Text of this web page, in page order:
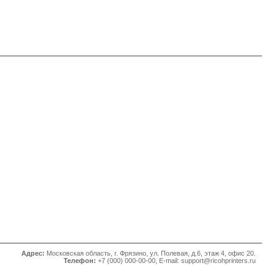
Адрес: Московская область, г. Фрязино, ул. Полевая, д.6, этаж 4, офис 20.
Телефон: +7 (000) 000-00-00, E-mail: support@ricohprinters.ru